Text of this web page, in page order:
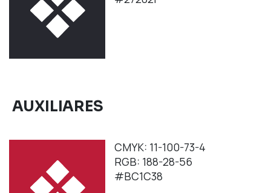
AUXILIARES
CMYK: 11-100-73-4
RGB: 188-28-56
#BC1C38